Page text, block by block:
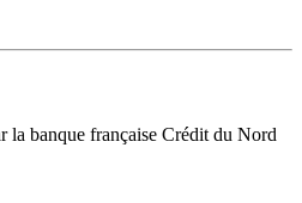
la banque française Crédit du Nord